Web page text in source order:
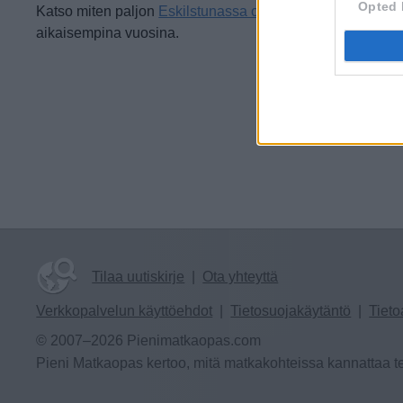
Opted
Katso miten paljon Eskilstunassa on satanut toukokuussa
aikaisempina vuosina.
Tilaa uutiskirje Ota yhteyttä
Verkkopalvelun käyttöehdot Tietosuojakäytäntö
© 2007–2026 Pienimatkaopas.com
Pieni Matkaopas kertoo, mitä matkakohteissa kannattaa